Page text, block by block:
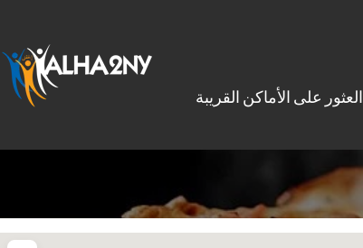
العثور على الأماكن القريبة